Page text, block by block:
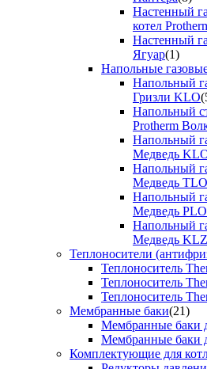
Настенный
котел
Настенный
Ягуар(1)
Напольные
Напольный
Гризли KLO
Напольный
Protherm
Напольный
Медведь
Напольный
Медведь TLO
Напольный
Медведь PLO
Напольный
Медведь KLZ
Теплоносители
Теплоноситель
Теплоноситель
Теплоноситель
Мембранные баки(21)
Мембранные
Мембранные баки
Комплектующие для